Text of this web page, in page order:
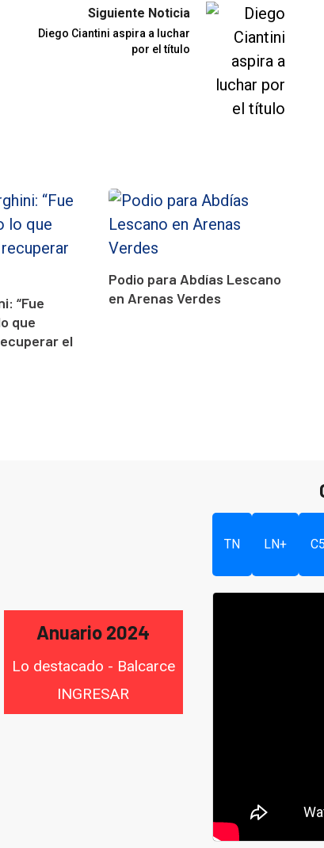
Siguiente Noticia
Diego Ciantini aspira a luchar
por el título
“Fue
que
el
Podio para Abdías Lescano
en Arenas Verdes
Anuario 2024
Lo destacado - Balcarce
INGRESAR
TN LN+